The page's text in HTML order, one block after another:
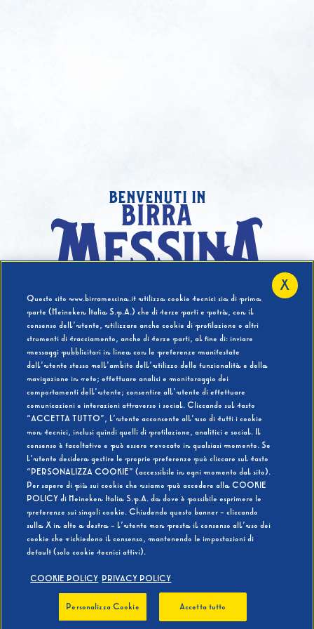
benvenuti in
Hai compiuto 18 Anni?
SI NO
BEVI RESPONSABILMENTE
Questo sito www.birramessina.it utilizza cookie tecnici sia di prima
parte (Heineken Italia S.p.A.) che di terze parti e potrà, con il
consenso dell’utente, utilizzare anche cookie di profilazione o altri
strumenti di tracciamento, anche di terze parti, al fine di: inviare
messaggi pubblicitari in linea con le preferenze manifestate
dall’utente stesso nell’ambito dell’utilizzo delle funzionalità e della
navigazione in rete; effettuare analisi e monitoraggio dei
comportamenti dell’utente; consentire all’utente di effettuare
comunicazioni e interazioni attraverso i social. Cliccando sul tasto
“ACCETTA TUTTO”, l’utente acconsente all’uso di tutti i cookie
non tecnici, inclusi quindi quelli di profilazione, analitici e social. Il
consenso è facoltativo e può essere revocato in qualsiasi momento. Se
l’utente desidera gestire le proprie preferenze può cliccare sul tasto
“PERSONALIZZA COOKIE” (accessibile in ogni momento dal sito).
Per sapere di più sui cookie che usiamo può accedere alla COOKIE
POLICY di Heineken Italia S.p.A. da dove è possibile esprimere le
preferenze sui singoli cookie. Chiudendo questo banner - cliccando
sulla X in alto a destra - l’utente non presta il consenso all’uso dei
cookie che richiedono il consenso, mantenendo le impostazioni di
default (solo cookie tecnici attivi).
COOKIE POLICY PRIVACY POLICY
Personalizza Cookie Accetta tutto
X